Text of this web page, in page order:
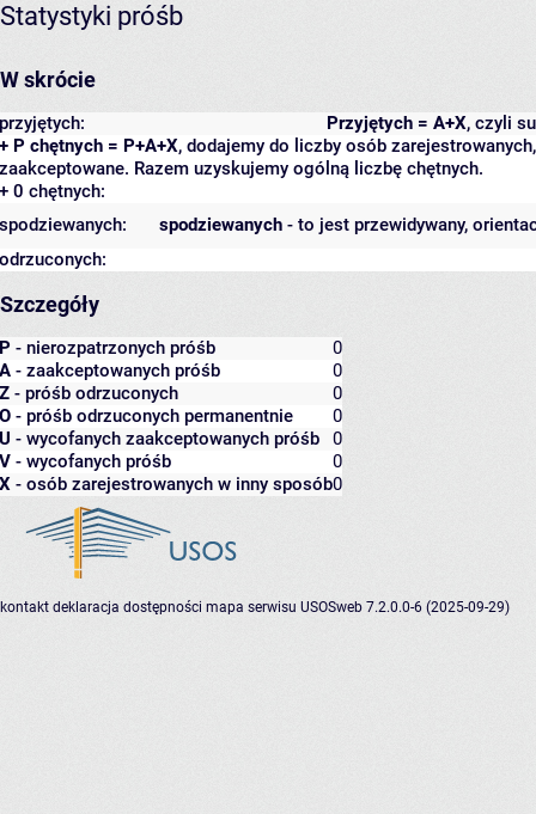
Statystyki próśb
W skrócie
Przyjętych = A+X, czyli
przyjętych:
+ P chętnych = P+A+X, dodajemy do liczby osób
zaakceptowane. Razem uzyskujemy ogólną liczbę chętnych.
+ 0 chętnych:
spodziewanych - to jest przewidywany,
spodziewanych:
odrzuconych:
Szczegóły
P - nierozpatrzonych próśb
0
A - zaakceptowanych próśb
0
Z - próśb odrzuconych
0
O - próśb odrzuconych permanentnie
0
U - wycofanych zaakceptowanych próśb
0
V - wycofanych próśb
0
X - osób zarejestrowanych w inny sposób0
kontakt deklaracja dostępności mapa serwisu USOSweb 7.2.0.0-6 (2025-09-29)